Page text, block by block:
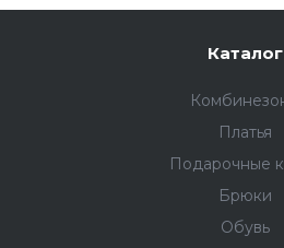
Каталог
Платья
Подарочные
Брюки
Обувь